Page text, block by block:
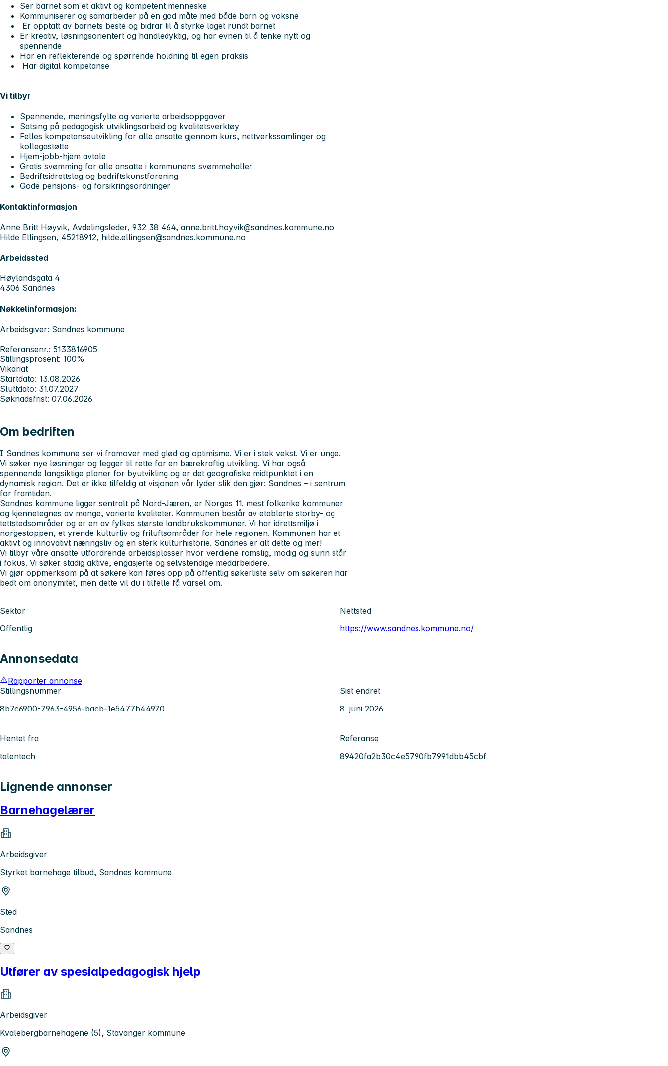
Ser barnet som et aktivt og kompetent menneske
Kommuniserer og samarbeider på en god måte med både barn og voksne
Er opptatt av barnets beste og bidrar til å styrke laget rundt barnet
Er kreativ, løsningsorientert og handledyktig, og har evnen til å tenke nytt og
spennende
Har en reflekterende og spørrende holdning til egen praksis
Har digital kompetanse
Vi tilbyr
Spennende, meningsfylte og varierte arbeidsoppgaver
Satsing på pedagogisk utviklingsarbeid og kvalitetsverktøy
Felles kompetanseutvikling for alle ansatte gjennom kurs, nettverkssamlinger og
kollegastøtte
Hjem-jobb-hjem avtale
Gratis svømming for alle ansatte i kommunens svømmehaller
Bedriftsidrettslag og bedriftskunstforening
Gode pensjons- og forsikringsordninger
Kontaktinformasjon
Anne Britt Høyvik, Avdelingsleder, 932 38 464, anne.britt.hoyvik@sandnes.kommune.no
Hilde Ellingsen, 45218912, hilde.ellingsen@sandnes.kommune.no
Arbeidssted
Høylandsgata 4
4306 Sandnes
Nøkkelinformasjon:
Arbeidsgiver: Sandnes kommune
Referansenr.: 5133816905
Stillingsprosent: 100%
Vikariat
Startdato: 13.08.2026
Sluttdato: 31.07.2027
Søknadsfrist: 07.06.2026
Om bedriften
I Sandnes kommune ser vi framover med glød og optimisme. Vi er i stek vekst. Vi er unge.
Vi søker nye løsninger og legger til rette for en bærekraftig utvikling. Vi har også
spennende langsiktige planer for byutvikling og er det geografiske midtpunktet i en
dynamisk region. Det er ikke tilfeldig at visjonen vår lyder slik den gjør: Sandnes – i sentrum
for framtiden.
Sandnes kommune ligger sentralt på Nord-Jæren, er Norges 11. mest folkerike kommuner
og kjennetegnes av mange, varierte kvaliteter. Kommunen består av etablerte storby- og
tettstedsområder og er en av fylkes største landbrukskommuner. Vi har idrettsmiljø i
norgestoppen, et yrende kulturliv og friluftsområder for hele regionen. Kommunen har et
aktivt og innovativt næringsliv og en sterk kulturhistorie. Sandnes er alt dette og mer!
Vi tilbyr våre ansatte utfordrende arbeidsplasser hvor verdiene romslig, modig og sunn står
i fokus. Vi søker stadig aktive, engasjerte og selvstendige medarbeidere.
Vi gjør oppmerksom på at søkere kan føres opp på offentlig søkerliste selv om søkeren har
bedt om anonymitet, men dette vil du i tilfelle få varsel om.
Sektor
Offentlig
Nettsted
https://www.sandnes.kommune.no/
Annonsedata
Rapporter annonse
Stillingsnummer
8b7c6900-7963-4956-bacb-1e5477b44970
Sist endret
8. juni 2026
Hentet fra
talentech
Referanse
89420fa2b30c4e5790fb7991dbb45cbf
Lignende annonser
Barnehagelærer
Arbeidsgiver
Styrket barnehage tilbud, Sandnes kommune
Sted
Sandnes
Utfører av spesialpedagogisk hjelp
Arbeidsgiver
Kvalebergbarnehagene (5), Stavanger kommune